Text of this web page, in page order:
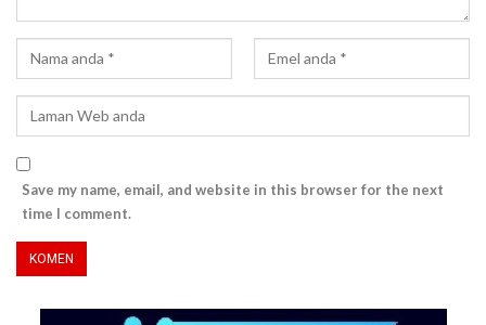
Save my name, email, and website in this browser for the next
time I comment.